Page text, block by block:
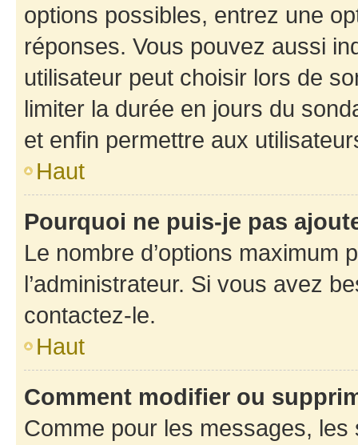
options possibles, entrez une
réponses. Vous pouvez aussi
utilisateur peut choisir lors de
limiter la durée en jours du
et enfin permettre aux
Haut
Pourquoi ne puis-je pas
Le nombre d’options maximum
l’administrateur. Si vous avez
contactez-le.
Haut
Comment modifier ou
Comme pour les messages,